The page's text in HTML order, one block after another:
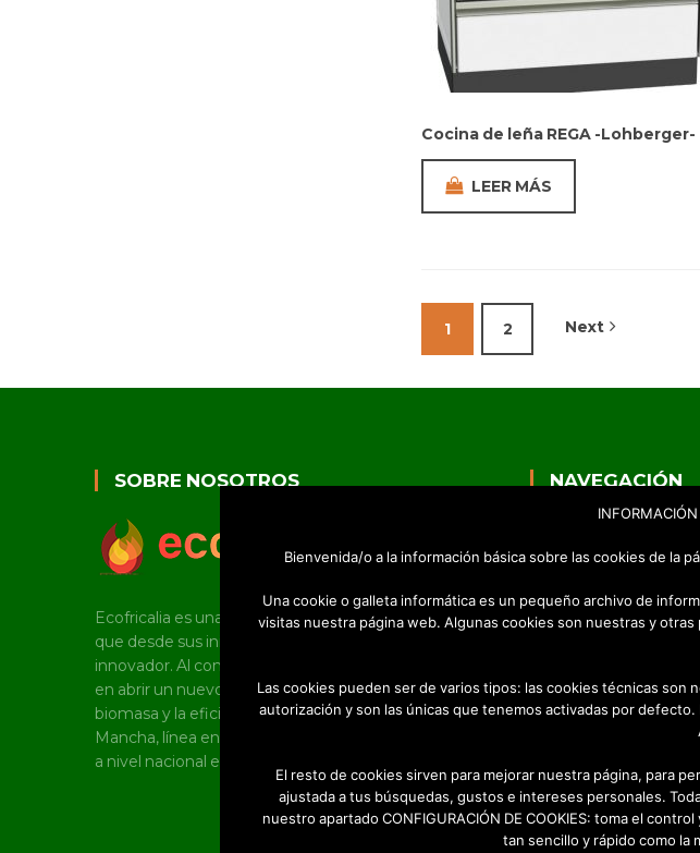
Cocina de leña REGA -Lohberger-
LEER MÁS
1 2 Next
SOBRE NOSOTROS
Ecofricalia es una joven pyme castellano manchega
que desde sus inicios tiene un marcado carácter
innovador. Al constituirse como empresa, fue pionera
en abrir un nuevo mercado en torno al uso de la
biomasa y la eficiencia energética en Castilla-La
Mancha, línea en la que, a día de hoy, sigue trabajando
a nivel nacional e internacional.
NAVEGACIÓN
Productos
Contacto
INFORMACIÓN
Bienvenida/o a la información básica sobre las cookies de la
Una cookie o galleta informática es un pequeño archivo de
visitas nuestra página web. Algunas cookies son nuestras y
Las cookies pueden ser de varios tipos: las cookies técnicas
autorización y son las únicas que tenemos activadas por
El resto de cookies sirven para mejorar nuestra página, para
ajustada a tus búsquedas, gustos e intereses personales.
nuestro apartado CONFIGURACIÓN DE COOKIES: toma el
tan sencillo y rápido como la